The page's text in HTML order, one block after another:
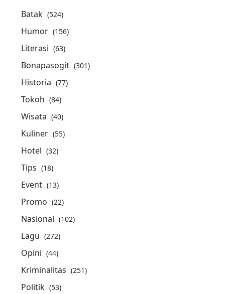
Batak (524)
Humor (156)
Literasi (63)
Bonapasogit (301)
Historia (77)
Tokoh (84)
Wisata (40)
Kuliner (55)
Hotel (32)
Tips (18)
Event (13)
Promo (22)
Nasional (102)
Lagu (272)
Opini (44)
Kriminalitas (251)
Politik (53)